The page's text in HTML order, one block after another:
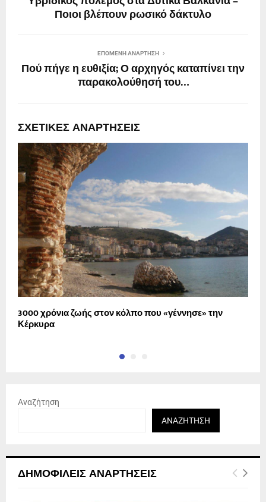
Ποιοι βλέπουν ρωσικό δάκτυλο
ΕΠΌΜΕΝΗ ΑΝΆΡΤΗΣΗ
Πού πήγε η ευθιξία; Ο αρχηγός καταπίνει την
παρακολούθησή του…
ΣΧΕΤΙΚΈΣ ΑΝΑΡΤΉΣΕΙΣ
3000 χρόνια ζωής στον κόλπο που «γέννησε» την
Κέρκυρα
Αναζήτηση
ΑΝΑΖΉΤΗΣΗ
ΔΗΜΟΦΙΛΕΊΣ ΑΝΑΡΤΉΣΕΙΣ